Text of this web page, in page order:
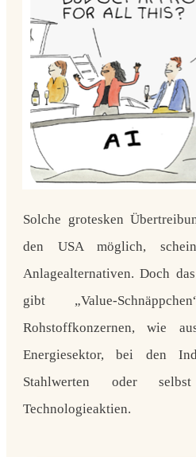
Solche grotesken
den USA möglich,
Anlagealternativen. Doch
gibt „Value-
Rohstoffkonzernen, wie
Energiesektor, bei den
Stahlwerten oder
Technologieaktien.